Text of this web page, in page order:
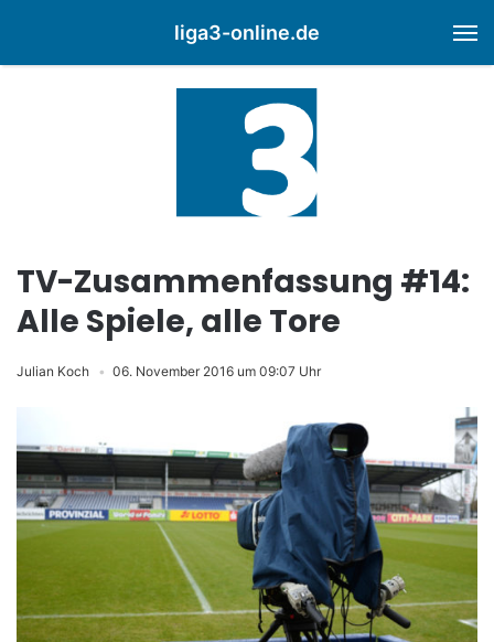
liga3-online.de
TV-Zusammenfassung #14:
Alle Spiele, alle Tore
Julian Koch 06. November 2016 um 09:07 Uhr